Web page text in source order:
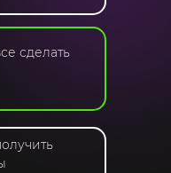
сделать